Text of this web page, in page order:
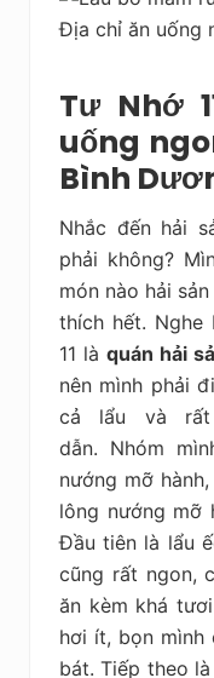
Tư Nhớ
uống
Bình
Nhắc đến hải
phải không?
món nào hải
thích hết. Nghe
11 là quán hải
nên mình phải
cả lẩu và rất
dẫn. Nhóm
nướng mỡ
lông nướng mỡ
Đầu tiên là lẩu
cũng rất ngon,
ăn kèm khá
hơi ít, bọn mình
bát. Tiếp theo